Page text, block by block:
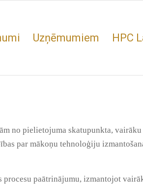
Uzņēmumiem HPC
no pielietojuma skatupunkta,
par mākoņu tehnoloģiju
paātrinājumu, izmantojot